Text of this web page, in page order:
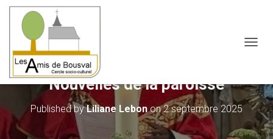
Nouvelles de la paroisse
Published byLiliane Lebonon2 septembre 2025